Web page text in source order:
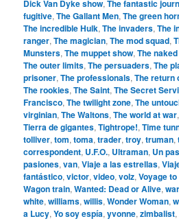
Dick Van Dyke show,The fantastic
fugitive,The Gallant Men,The green
The incredible Hulk,The invaders,The
ranger,The magician,The mod squad,
Munsters,The muppet show,The
The outer limits,The persuaders,The
prisoner,The professionals,The return
The rookies,The Saint,The Secret
Francisco,The twilight zone,The
virginian,The Waltons,The world at war
Tierra de gigantes,Tightrope!,Time
tolliver,tom,toma,trader,troy,truman,
correspondent, U.F.O., Ultraman, Un
pasiones,van,Viaje a las estrellas,
fantástico,victor,video,volz,Voyage
Wagon train,Wanted: Dead or Alive,
white,williams,willis,Wonder Woman,
a Lucy,Yo soy espía,yvonne,zimbalist,